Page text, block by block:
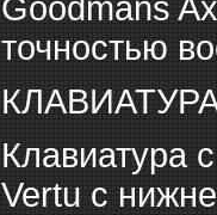
Goodmans
точностью
Клавиатура
Vertu с